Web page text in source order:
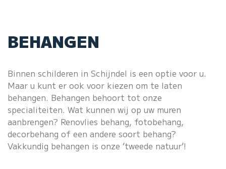
BEHANGEN
Binnen schilderen in Schijndel is een optie voor u.
Maar u kunt er ook voor kiezen om te laten
behangen. Behangen behoort tot onze
specialiteiten. Wat kunnen wij op uw muren
aanbrengen? Renovlies behang, fotobehang,
decorbehang of een andere soort behang?
Vakkundig behangen is onze ’tweede natuur’!